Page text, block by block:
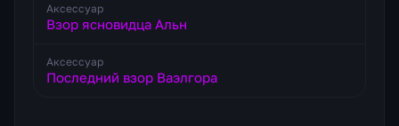
Аксессуар
Взор ясновидца Альн
Аксессуар
Последний взор Ваэлгора